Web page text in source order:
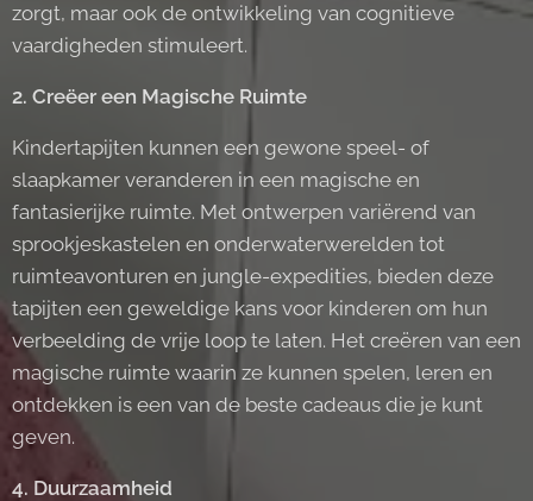
zorgt, maar ook de ontwikkeling van cognitieve
vaardigheden stimuleert.
2. Creëer een Magische Ruimte
Kindertapijten kunnen een gewone speel- of
slaapkamer veranderen in een magische en
fantasierijke ruimte. Met ontwerpen variërend van
sprookjeskastelen en onderwaterwerelden tot
ruimteavonturen en jungle-expedities, bieden deze
tapijten een geweldige kans voor kinderen om hun
verbeelding de vrije loop te laten. Het creëren van een
magische ruimte waarin ze kunnen spelen, leren en
ontdekken is een van de beste cadeaus die je kunt
geven.
4. Duurzaamheid